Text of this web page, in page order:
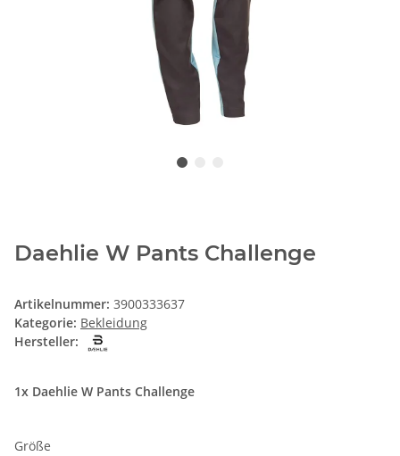
Daehlie W Pants Challenge
Artikelnummer: 3900333637
Kategorie: Bekleidung
Hersteller:
1x Daehlie W Pants Challenge
Größe